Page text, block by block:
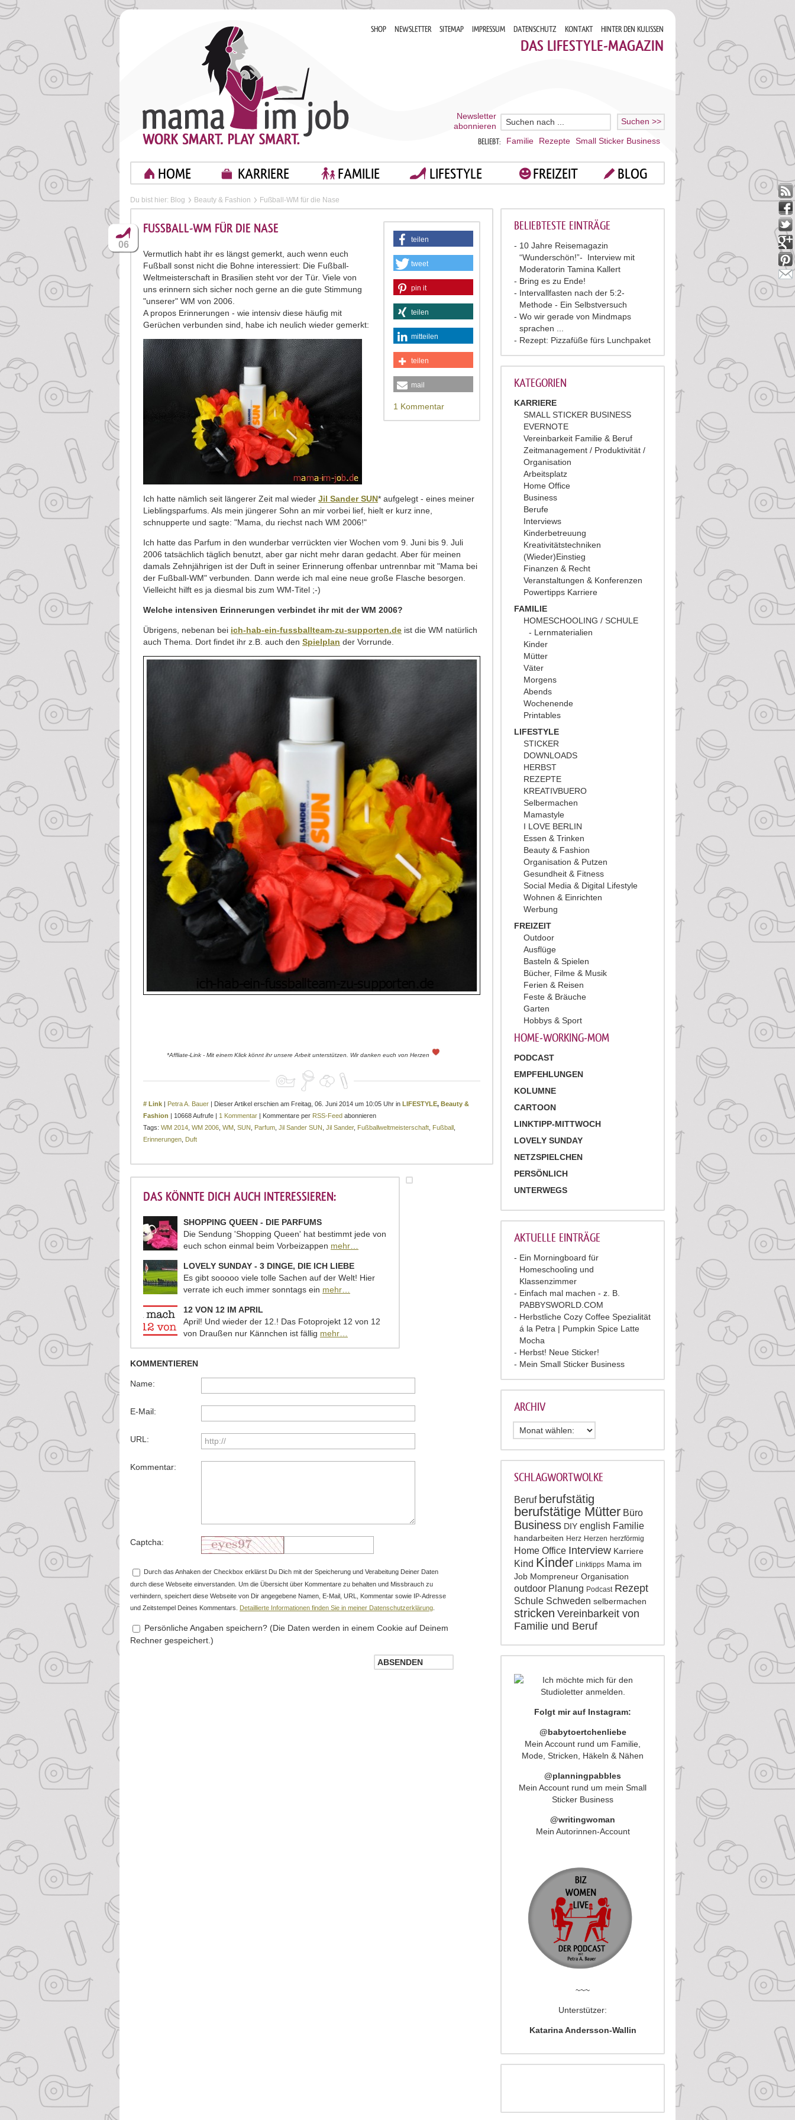
SHOP NEWSLETTER SITEMAP IMPRESSUM DATENSCHUTZ KONTAKT HINTER DEN KULISSEN
DAS LIFESTYLE-MAGAZIN
Newsletter
abonnieren
BELIEBT: Familie Rezepte Small Sticker Business
HOME KARRIERE FAMILIE LIFESTYLE FREIZEIT BLOG
Du bist hier: Blog Beauty & Fashion Fußball-WM für die Nase
BELIEBTESTE EINTRÄGE
10 Jahre Reisemagazin
“Wunderschön!”- Interview mit
Moderatorin Tamina Kallert
Bring es zu Ende!
Intervallfasten nach der 5:2-
Methode - Ein Selbstversuch
Wo wir gerade von Mindmaps
sprachen ...
Rezept: Pizzafüße fürs Lunchpaket
KATEGORIEN
KARRIERE
SMALL STICKER BUSINESS
EVERNOTE
Vereinbarkeit Familie & Beruf
Zeitmanagement / Produktivität /
Organisation
Arbeitsplatz
Home Office
Business
Berufe
Interviews
Kinderbetreuung
Kreativitätstechniken
(Wieder)Einstieg
Finanzen & Recht
Veranstaltungen & Konferenzen
Powertipps Karriere
FAMILIE
HOMESCHOOLING / SCHULE
Lernmaterialien
Kinder
Mütter
Väter
Morgens
Abends
Wochenende
Printables
LIFESTYLE
STICKER
DOWNLOADS
HERBST
REZEPTE
KREATIVBUERO
Selbermachen
Mamastyle
I LOVE BERLIN
Essen & Trinken
Beauty & Fashion
Organisation & Putzen
Gesundheit & Fitness
Social Media & Digital Lifestyle
Wohnen & Einrichten
Werbung
FREIZEIT
Outdoor
Ausflüge
Basteln & Spielen
Bücher, Filme & Musik
Ferien & Reisen
Feste & Bräuche
Garten
Hobbys & Sport
HOME-WORKING-MOM
PODCAST
EMPFEHLUNGEN
KOLUMNE
CARTOON
LINKTIPP-MITTWOCH
LOVELY SUNDAY
NETZSPIELCHEN
PERSÖNLICH
UNTERWEGS
AKTUELLE EINTRÄGE
Ein Morningboard für
Homeschooling und
Klassenzimmer
Einfach mal machen - z. B.
PABBYSWORLD.COM
Herbstliche Cozy Coffee Spezialität
á la Petra | Pumpkin Spice Latte
Mocha
Herbst! Neue Sticker!
Mein Small Sticker Business
ARCHIV
SCHLAGWORTWOLKE
Beruf berufstätig
berufstätige Mütter Büro
Business DIY english Familie
handarbeiten Herz Herzen herzförmig
Home Office Interview Karriere
Kind Kinder Linktipps Mama im
Job Mompreneur Organisation
outdoor Planung Podcast Rezept
Schule Schweden selbermachen
stricken Vereinbarkeit von
Familie und Beruf
Folgt mir auf Instagram:
@babytoertchenliebe
Mein Account rund um Familie,
Mode, Stricken, Häkeln & Nähen
@planningpabbles
Mein Account rund um mein Small
Sticker Business
@writingwoman
Mein Autorinnen-Account
~~~
Unterstützer:
Katarina Andersson-Wallin
teilen
tweet
pin it
teilen
mitteilen
teilen
mail
1 Kommentar
FUSSBALL-WM FÜR DIE NASE
Vermutlich habt ihr es längst gemerkt, auch wenn euch
Fußball sonst nicht die Bohne interessiert: Die Fußball-
Weltmeisterschaft in Brasilien steht vor der Tür. Viele von
uns erinnern sich sicher noch gerne an die gute Stimmung
"unserer" WM von 2006.
A propos Erinnerungen - wie intensiv diese häufig mit
Gerüchen verbunden sind, habe ich neulich wieder gemerkt:
Ich hatte nämlich seit längerer Zeit mal wieder Jil Sander SUN* aufgelegt - eines meiner
Lieblingsparfums. Als mein jüngerer Sohn an mir vorbei lief, hielt er kurz inne,
schnupperte und sagte: "Mama, du riechst nach WM 2006!"
Ich hatte das Parfum in den wunderbar verrückten vier Wochen vom 9. Juni bis 9. Juli
2006 tatsächlich täglich benutzt, aber gar nicht mehr daran gedacht. Aber für meinen
damals Zehnjährigen ist der Duft in seiner Erinnerung offenbar untrennbar mit "Mama bei
der Fußball-WM" verbunden. Dann werde ich mal eine neue große Flasche besorgen.
Vielleicht hilft es ja diesmal bis zum WM-Titel ;-)
Welche intensiven Erinnerungen verbindet ihr mit der WM 2006?
Übrigens, nebenan bei ich-hab-ein-fussballteam-zu-supporten.de ist die WM natürlich
auch Thema. Dort findet ihr z.B. auch den Spielplan der Vorrunde.
*Affliate-Link - Mit einem Klick könnt ihr unsere Arbeit unterstützen. Wir danken euch von Herzen
# Link | Petra A. Bauer | Dieser Artikel erschien am Freitag, 06. Juni 2014 um 10:05 Uhr in LIFESTYLE, Beauty &
Fashion | 10668 Aufrufe | 1 Kommentar | Kommentare per RSS-Feed abonnieren
Tags: WM 2014 WM 2006 WM SUN Parfum Jil Sander SUN Jil Sander, Fußballweltmeisterschaft Fußball
Erinnerungen Duft
06
DAS KÖNNTE DICH AUCH INTERESSIEREN:
SHOPPING QUEEN - DIE PARFUMS
Die Sendung 'Shopping Queen' hat bestimmt jede von
euch schon einmal beim Vorbeizappen mehr…
LOVELY SUNDAY - 3 DINGE, DIE ICH LIEBE
Es gibt sooooo viele tolle Sachen auf der Welt! Hier
verrate ich euch immer sonntags ein mehr…
12 VON 12 IM APRIL
April! Und wieder der 12.! Das Fotoprojekt 12 von 12
von Draußen nur Kännchen ist fällig mehr…
KOMMENTIEREN
Name:
E-Mail:
URL:
Kommentar:
Captcha:
Durch das Anhaken der Checkbox erklärst Du Dich mit der Speicherung und Verabeitung Deiner Daten
durch diese Webseite einverstanden. Um die Übersicht über Kommentare zu behalten und Missbrauch zu
verhindern, speichert diese Webseite von Dir angegebene Namen, E-Mail, URL, Kommentar sowie IP-Adresse
und Zeitstempel Deines Kommentars. Detaillierte Informationen finden Sie in meiner Datenschutzerklärung
Persönliche Angaben speichern? (Die Daten werden in einem Cookie auf Deinem
Rechner gespeichert.)